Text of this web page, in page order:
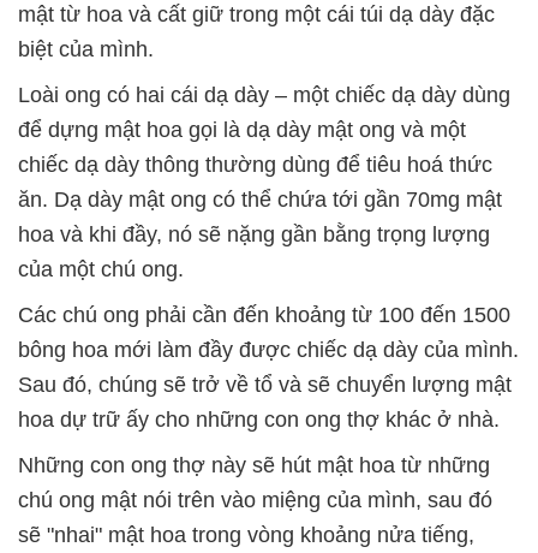
mật từ hoa và cất giữ trong một cái túi dạ dày đặc
biệt của mình.
Loài ong có hai cái dạ dày – một chiếc dạ dày dùng
để dựng mật hoa gọi là dạ dày mật ong và một
chiếc dạ dày thông thường dùng để tiêu hoá thức
ăn. Dạ dày mật ong có thể chứa tới gần 70mg mật
hoa và khi đầy, nó sẽ nặng gần bằng trọng lượng
của một chú ong.
Các chú ong phải cần đến khoảng từ 100 đến 1500
bông hoa mới làm đầy được chiếc dạ dày của mình.
Sau đó, chúng sẽ trở về tổ và sẽ chuyển lượng mật
hoa dự trữ ấy cho những con ong thợ khác ở nhà.
Những con ong thợ này sẽ hút mật hoa từ những
chú ong mật nói trên vào miệng của mình, sau đó
sẽ "nhai" mật hoa trong vòng khoảng nửa tiếng,